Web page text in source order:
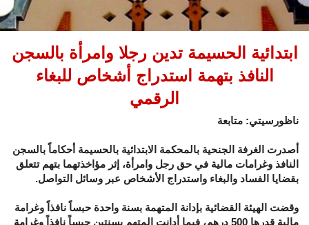
ابتدائية الحسيمة تدين رجلا وامرأة بالسجن
النافذ بتهمة استدراج أشخاص للبغاء
الرقمي
ناظورسيتي: متابعة
أصدرت الغرفة الجنحية بالمحكمة الابتدائية بالحسيمة أحكاماً بالسجن
النافذ وغرامات مالية في حق رجل وامرأة، إثر مؤاخذتهما بتهم تتعلق
بقضايا الفساد والبغاء واستدراج الأشخاص عبر وسائل التواصل.
وقضت الهيئة القضائية بإدانة المتهمة بسنة واحدة حبساً نافذاً وغرامة
مالية قدرها 500 درهم، فيما أدانت المتهم بسنتين حبساً نافذاً وغرامة